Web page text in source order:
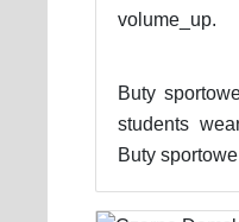
volume_up.
Buty
students
Buty